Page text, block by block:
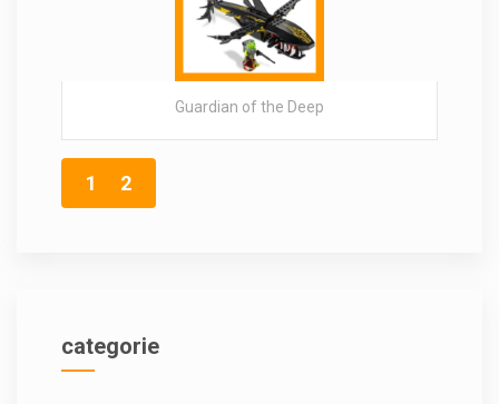
Guardian of the Deep
1 2
categorie